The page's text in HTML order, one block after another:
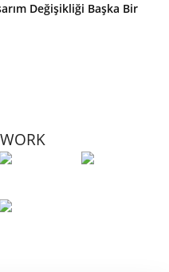
Değişikliği Başka Bir